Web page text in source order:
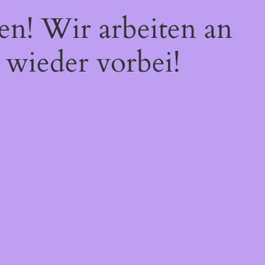
Wir arbeiten an
vorbei!